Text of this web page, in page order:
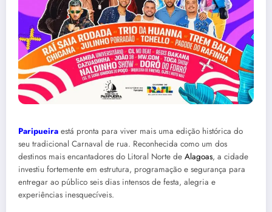
Paripueira está pronta para viver mais uma edição histórica do
seu tradicional Carnaval de rua. Reconhecida como um dos
destinos mais encantadores do Litoral Norte de Alagoas, a cidade
investiu fortemente em estrutura, programação e segurança para
entregar ao público seis dias intensos de festa, alegria e
experiências inesquecíveis.